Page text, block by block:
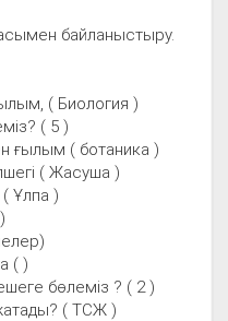
байланыстыру.
( Биология )
( 5 )
ғылым ( ботаника )
( Жасуша )
( Ұлпа )
( )
бөлеміз ? ( 2 )
( ТСЖ )